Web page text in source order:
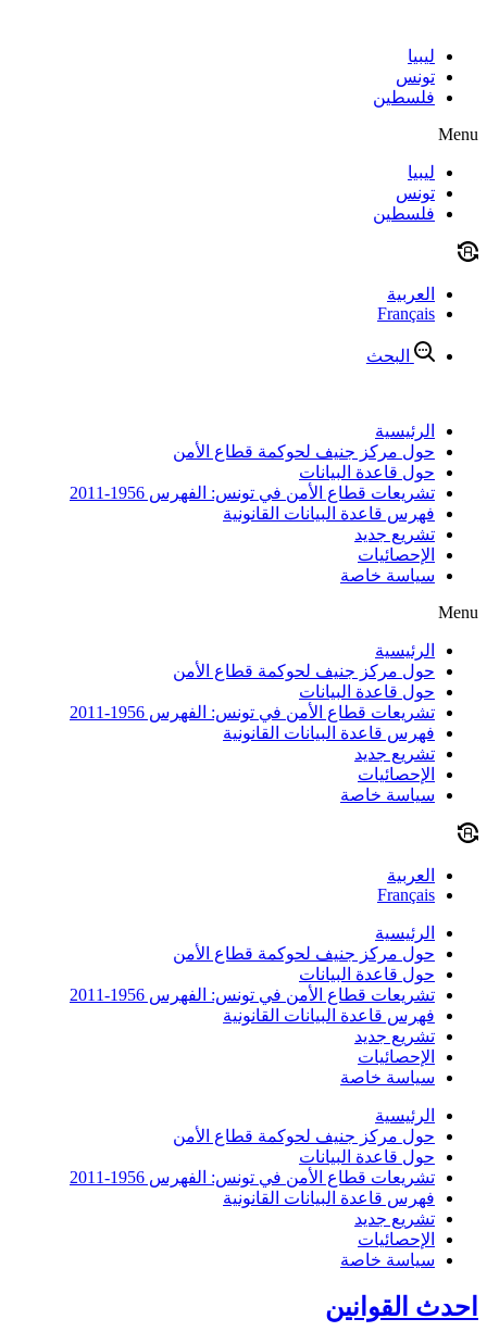
contentليبيا
تونس
فلسطين
Menu
ليبيا
تونس
فلسطين
العربية
Français
البحث
الرئيسية
حول مركز جنيف لحوكمة قطاع الأمن
حول قاعدة البيانات
تشريعات قطاع الأمن في تونس: الفهرس 1956-2011
فهرس قاعدة البيانات القانونية
تشريع جديد
الإحصائيات
سياسة خاصة
Menu
الرئيسية
حول مركز جنيف لحوكمة قطاع الأمن
حول قاعدة البيانات
تشريعات قطاع الأمن في تونس: الفهرس 1956-2011
فهرس قاعدة البيانات القانونية
تشريع جديد
الإحصائيات
سياسة خاصة
العربية
Français
الرئيسية
حول مركز جنيف لحوكمة قطاع الأمن
حول قاعدة البيانات
تشريعات قطاع الأمن في تونس: الفهرس 1956-2011
فهرس قاعدة البيانات القانونية
تشريع جديد
الإحصائيات
سياسة خاصة
الرئيسية
حول مركز جنيف لحوكمة قطاع الأمن
حول قاعدة البيانات
تشريعات قطاع الأمن في تونس: الفهرس 1956-2011
فهرس قاعدة البيانات القانونية
تشريع جديد
الإحصائيات
سياسة خاصة
احدث القوانين